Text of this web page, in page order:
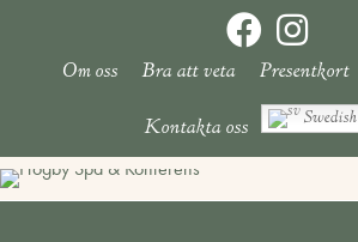
Om oss Bra att veta Presentkort
Kontakta oss
Swedish